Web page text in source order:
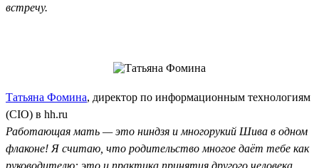
встречу.
Татьяна Фомина, директор по информационным технологиям
(CIO) в hh.ru
Работающая мать — это ниндзя и многорукий Шива в одном
флаконе! Я считаю, что родительство многое даёт тебе как
руководителю: это и практика принятия другого человека,